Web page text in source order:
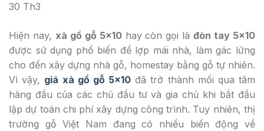
30 Th3
Hiện nay, xà gồ gỗ 5×10hay còn gọi làđòn tay 5×10
được sử dụng phổ biến để lợp mái nhà, làm gác lửng
cho đến xây dựng nhà gỗ, homestay bằng gỗ tự nhiên.
Vì vậy, giá xà gồ gỗ 5×10 đã trở thành mối qua tâm
hàng đầu của các chủ đầu tư và gia chủ khi bắt đầu
lập dự toán chi phí xây dựng công trình. Tuy nhiên, thị
trường gỗ Việt Nam đang có nhiều biến động về